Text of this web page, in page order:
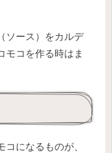
ソース）をカルデ
モコを作る時はま
になるものが、